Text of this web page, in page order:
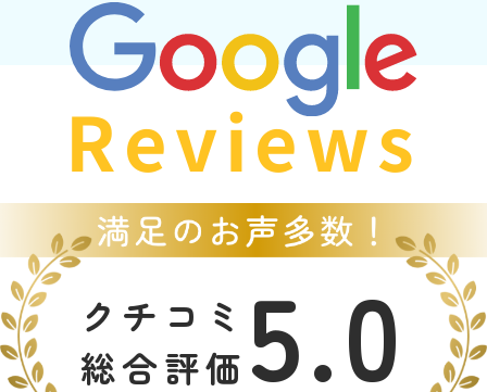
Reviews
クチコミ
総合評価 5.0